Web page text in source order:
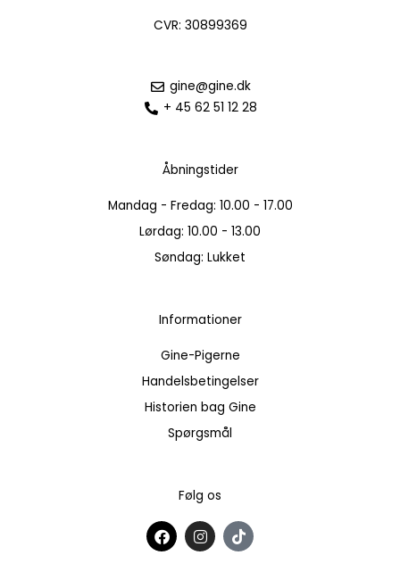
CVR: 30899369
gine@gine.dk
+ 45 62 51 12 28
Åbningstider
Mandag - Fredag: 10.00 - 17.00
Lørdag: 10.00 - 13.00
Søndag: Lukket
Informationer
Gine-Pigerne
Handelsbetingelser
Historien bag Gine
Spørgsmål
Følg os
F
a
c
I
n
s
T
i
k